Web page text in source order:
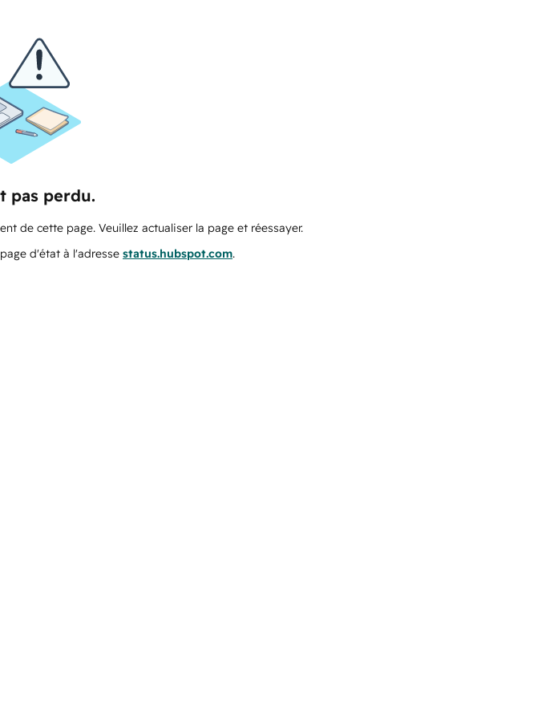
pas perdu.
de cette page. Veuillez actualiser la page et réessayer.
d'état à l'adresse status.hubspot.com.